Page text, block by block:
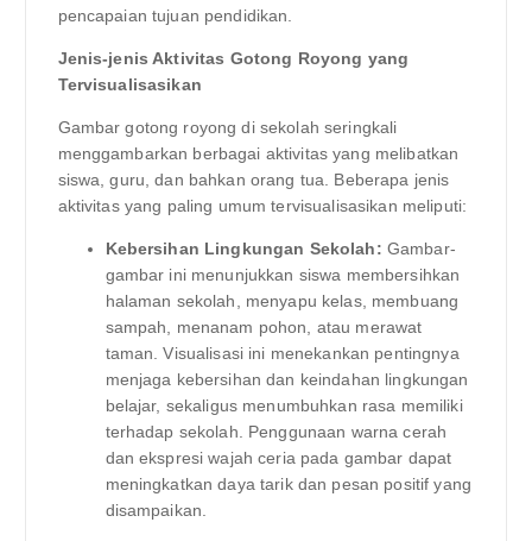
pencapaian tujuan pendidikan.
Jenis-jenis Aktivitas Gotong Royong yang
Tervisualisasikan
Gambar gotong royong di sekolah seringkali
menggambarkan berbagai aktivitas yang melibatkan
siswa, guru, dan bahkan orang tua. Beberapa jenis
aktivitas yang paling umum tervisualisasikan meliputi:
Kebersihan Lingkungan Sekolah: Gambar-
gambar ini menunjukkan siswa membersihkan
halaman sekolah, menyapu kelas, membuang
sampah, menanam pohon, atau merawat
taman. Visualisasi ini menekankan pentingnya
menjaga kebersihan dan keindahan lingkungan
belajar, sekaligus menumbuhkan rasa memiliki
terhadap sekolah. Penggunaan warna cerah
dan ekspresi wajah ceria pada gambar dapat
meningkatkan daya tarik dan pesan positif yang
disampaikan.